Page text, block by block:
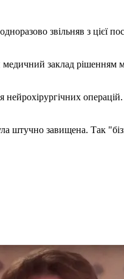
звільняв з цієї
заклад рішенням
штучно завищена. Так